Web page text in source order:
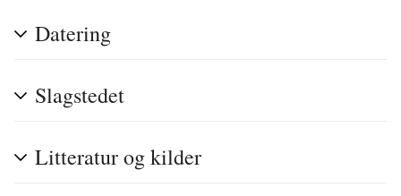
Datering
Slagstedet
Litteratur og kilder